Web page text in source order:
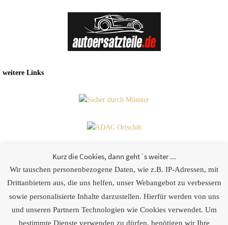
weitere Links
Partner
[logoshowcase cat_id=“28″]
Kurz die Cookies, dann geht´s weiter ...
Wir tauschen personenbezogene Daten, wie z.B. IP-Adressen, mit
Drittanbietern aus, die uns helfen, unser Webangebot zu verbessern
sowie personalisierte Inhalte darzustellen. Hierfür werden von uns
und unseren Partnern Technologien wie Cookies verwendet. Um
bestimmte Dienste verwenden zu dürfen, benötigen wir Ihre